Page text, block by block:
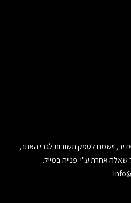
וישמח לספק תשובות לגבי האתר,
שאלה אחרת ע"י פנייה במייל.